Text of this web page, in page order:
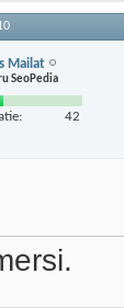
Mailat
SeoPedia
42